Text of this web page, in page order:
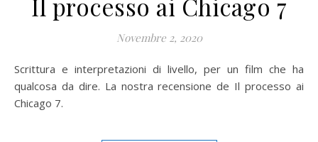
Novembre 2, 2020
Scrittura e interpretazioni di livello, per un film che ha
qualcosa da dire. La nostra recensione de Il processo ai
Chicago 7.